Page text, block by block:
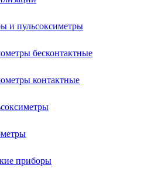
и пульсоксиметры
бесконтактные
контактные
приборы